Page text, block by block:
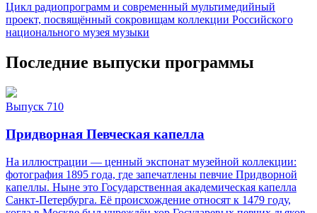
Цикл радиопрограмм и современный мультимедийный
проект, посвящённый сокровищам коллекции Российского
национального музея музыки
Последние выпуски программы
Выпуск 710
Придворная Певческая капелла
На иллюстрации — ценный экспонат музейной коллекции:
фотография 1895 года, где запечатлены певчие Придворной
капеллы. Ныне это Государственная академическая капелла
Санкт‑Петербурга. Её происхождение относят к 1479 году,